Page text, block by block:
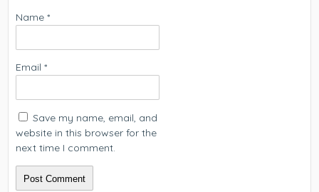
Name*
Email*
Save my name, email, and
website in this browser for the
next time I comment.